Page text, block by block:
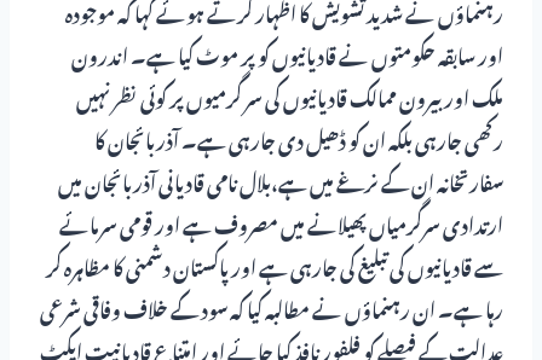
رہنماؤں نے شدید تشویش کا اظہار کرتے ہوئے کہا کہ موجودہ
اور سابقہ حکومتوں نے قادیانیوں کو پر موٹ کیا ہے۔ اندرون
ملک اور بیرون ممالک قادیانیوں کی سر گرمیوں پر کوئی نظر نہیں
رکھی جارہی بلکہ ان کو ڈھیل دی جارہی ہے۔ آذربائجان کا
سفارتخانہ ان کے نرغے میں ہے،بلال نامی قادیانی آذربائجان میں
ارتدادی سرگرمیاں پھیلانے میں مصروف ہے اور قومی سرمائے
سے قادیانیوں کی تبلیغ کی جارہی ہے اور پاکستان دشمنی کا مظاہرہ کر
رہا ہے۔ ان رہنماؤں نے مطالبہ کیا کہ سود کے خلاف وفاقی شرعی
عدالت کے فیصلے کو فلفور نافذ کیا جائے اور امتناع قادیانیت ایکٹ